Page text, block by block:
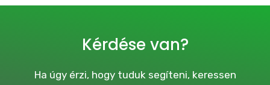
e
Kérdése van?
Ha úgy érzi, hogy tuduk segíteni, keressen